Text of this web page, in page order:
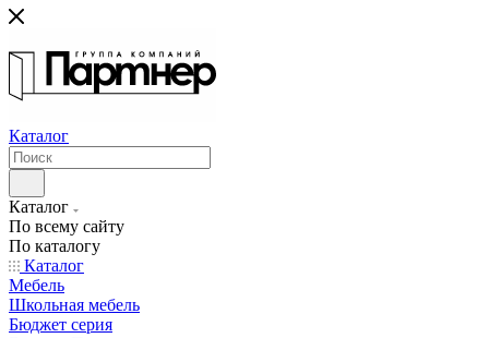
Каталог
Каталог
По всему сайту
По каталогу
Каталог
Мебель
Школьная мебель
Бюджет серия